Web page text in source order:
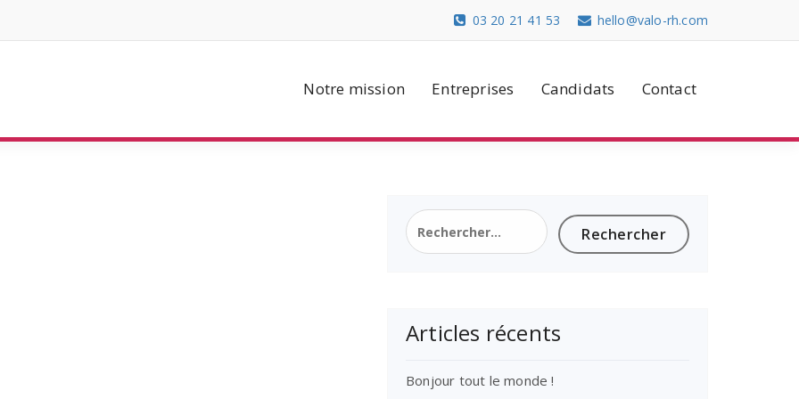
hello@valo-rh.com
03 20 21 41 53
Notre mission Entreprises Candidats Contact
Rechercher :
Articles récents
Bonjour tout le monde !